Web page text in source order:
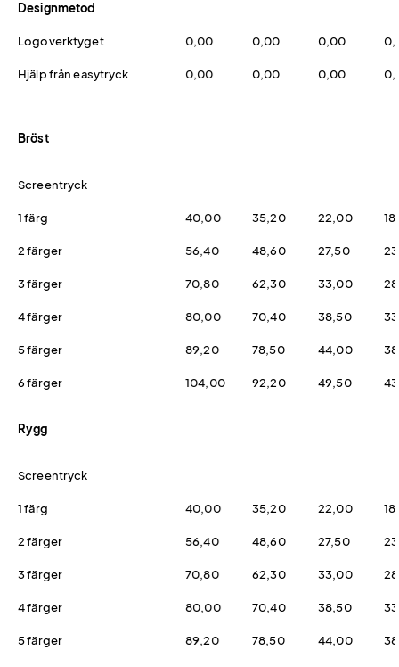
Designmetod
Logoverktyget 0,00 0,00 0,00
Hjälp från easytryck 0,00 0,00 0,00
Bröst
Screentryck
1 färg 40,00 35,20 22,00
2 färger 56,40 48,60 27,50
3 färger 70,80 62,30 33,00
4 färger 80,00 70,40 38,50
5 färger 89,20 78,50 44,00
6 färger 104,00 92,20 49,50
Rygg
Screentryck
1 färg 40,00 35,20 22,00
2 färger 56,40 48,60 27,50
3 färger 70,80 62,30 33,00
4 färger 80,00 70,40 38,50
5 färger 89,20 78,50 44,00